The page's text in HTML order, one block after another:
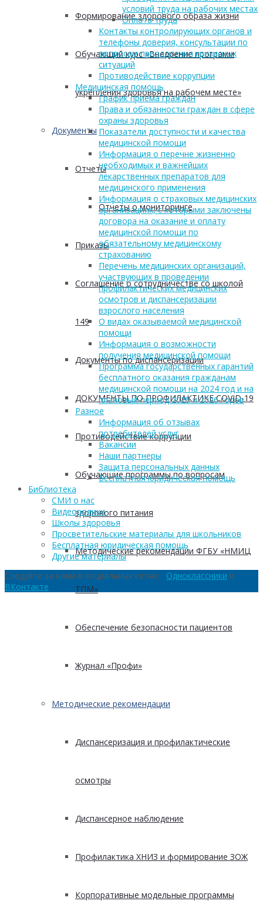
Формирование здорового образа жизни
Обучающий курс «Внедрение программ
укрепления здоровья на рабочем месте»
Документы
Отчеты
Отчеты о мониторинге
Приказы
Соглашение о сотрудничестве со школой
149
Документы по диспансеризации
ДОКУМЕНТЫ ПО ПРОФИЛАКТИКЕ COVID-19
Противодействие коррупции
Обучающие программы по вопросам
здорового питания
Методические рекомендации ФГБУ «НМИЦ
ТПМ»
Обеспечение безопасности пациентов
Журнал «Профи»
Методические рекомендации
Диспансеризация и профилактические
осмотры
Диспансерное наблюдение
Профилактика ХНИЗ и формирование ЗОЖ
Корпоративные модельные программы
условий труда на рабочих местах
Оплата труда
Контакты контролирующих органов и
телефоны доверия, консультации по
вопросам преодоления кризисных
ситуаций
Противодействие коррупции
Медицинская помощь
График приема граждан
Права и обязанности граждан в сфере
охраны здоровья
Показатели доступности и качества
медицинской помощи
Информация о перечне жизненно
необходимых и важнейших
лекарственных препаратов для
медицинского применения
Информация о страховых медицинских
организациях, с которыми заключены
договора на оказание и оплату
медицинской помощи по
обязательному медицинскому
страхованию
Перечень медицинских организаций,
участвующих в проведении
профилактических медицинских
осмотров и диспансеризации
взрослого населения
О видах оказываемой медицинской
помощи
Информация о возможности
получения медицинской помощи
Программа государственных гарантий
бесплатного оказания гражданам
медицинской помощи на 2024 год и на
плановый период 2025 и 2026 годов
Разное
Информация об отзывах
потребителей услуг
Вакансии
Наши партнеры
Защита персональных данных
Бесплатная юридическая помощь
Библиотека
СМИ о нас
Видеоролики
Школы здоровья
Просветительские материалы для школьников
Бесплатная юридическая помощь
Другие материалы
Следуйте за нами в социальных сетях: Одноклассники и
ВКонтакте